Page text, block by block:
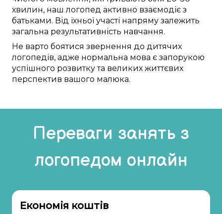
хвилин, наш логопед активно взаємодіє з
батьками. Від їхньої участі напряму залежить
загальна результативність навчання.
Не варто боятися звернення до дитячих
логопедів, адже нормальна мова є запорукою
успішного розвитку та великих життєвих
перспектив вашого малюка.
Переваги занять з
логопедом онлайн
Економія коштів